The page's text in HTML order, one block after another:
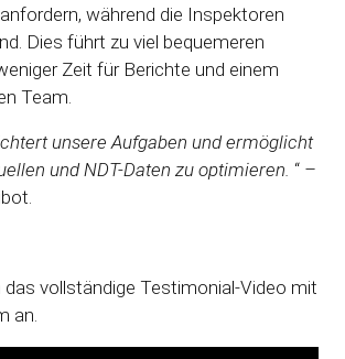
während die Inspektoren
Dies führt zu viel bequemeren
Zeit für Berichte und einem
Team.
unsere Aufgaben und ermöglicht
und NDT-Daten zu optimieren. “ –
das vollständige Testimonial-Video mit
an.